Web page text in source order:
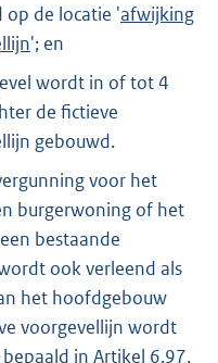
op de locatie 'afwijking
'; en
wordt in of tot 4
de fictieve
gebouwd.
voor het
burgerwoning of het
bestaande
ook verleend als
het hoofdgebouw
voorgevellijn wordt
in Artikel 6.97,